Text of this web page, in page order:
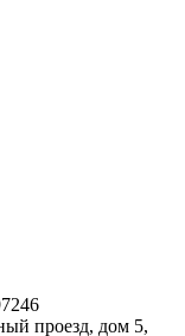
проезд, дом 5,